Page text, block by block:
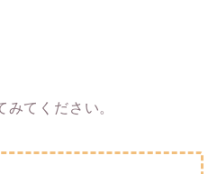
てください。